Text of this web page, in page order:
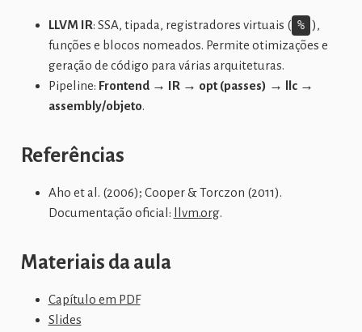
LLVM IR: SSA, tipada, registradores virtuais ( % ),
funções e blocos nomeados. Permite otimizações e
geração de código para várias arquiteturas.
Pipeline: Frontend → IR → opt (passes) → llc →
assembly/objeto.
Referências
Aho et al. (2006); Cooper & Torczon (2011).
Documentação oficial:
llvm.org.
Materiais da aula
Capítulo em PDF
Slides